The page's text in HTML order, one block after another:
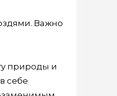
Важно
природы и
себе